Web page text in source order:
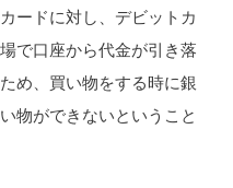
ードに対し、デビットカ
で口座から代金が引き落
め、買い物をする時に銀
物ができないということ